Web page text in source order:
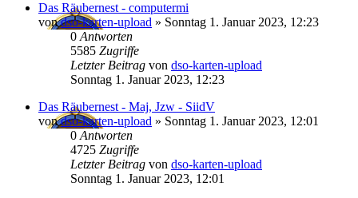
Das Räubernest - computermi
vondso-karten-upload » Sonntag 1. Januar 2023, 12:23
0Antworten
5585 Zugriffe
Letzter Beitrag von dso-karten-upload
Sonntag 1. Januar 2023, 12:23
Das Räubernest - Maj, Jzw - SiidV
vondso-karten-upload » Sonntag 1. Januar 2023, 12:01
0Antworten
4725 Zugriffe
Letzter Beitrag von dso-karten-upload
Sonntag 1. Januar 2023, 12:01